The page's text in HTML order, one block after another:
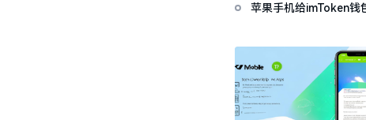
苹果手机给imToken钱